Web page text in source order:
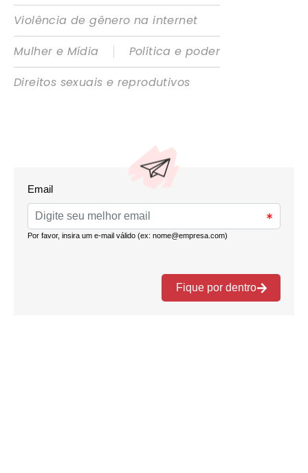
Violência de gênero na internet
Mulher e Mídia
|
Política e poder
Direitos sexuais e reprodutivos